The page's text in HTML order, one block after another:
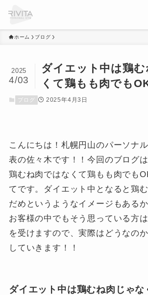
ホーム ブログ
ダイエット中は鶏
くて鶏もも肉でも
2025
4/03
ブログ 2025年4月3日
こんにちは！札幌円山のパーソナ
表の佐々木です！！今回のブログ
鶏むね肉ではなくて鶏もも肉でも
てです。ダイエット中となると鶏
だめというようなイメージもある
お客様の中でもそう思っている方
を受けますので、実際はどうなの
していきます！！
ダイエット中は鶏むね肉じゃな